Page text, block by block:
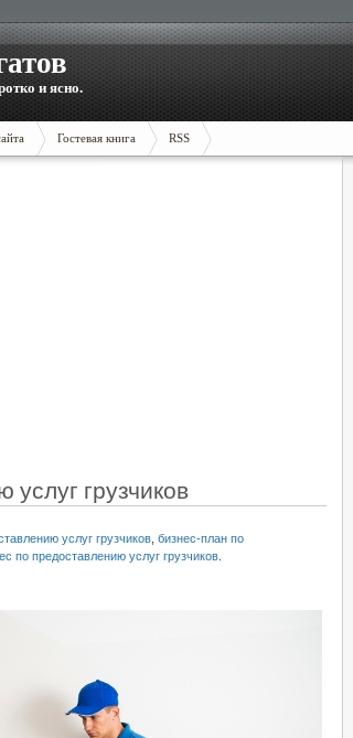
и ясно.
Гостевая книга RSS
грузчиков
услуг грузчиков бизнес-план по
по предоставлению услуг грузчиков